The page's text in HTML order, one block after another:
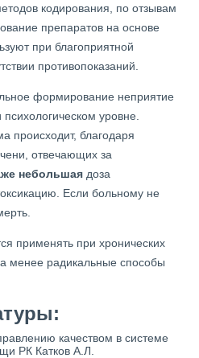
кодирования, по отзывам
препаратов на основе
при благоприятной
противопоказаний.
формирование неприятие
уровне.
происходит, благодаря
отвечающих за
небольшая доза
Если больному не
применять при хронических
менее радикальные способы
качеством в системе
РК Катков А.Л.